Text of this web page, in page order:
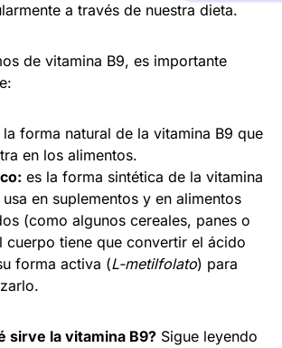
a través de nuestra dieta.
de vitamina B9, es importante
la forma natural de la vitamina B9 que
en los alimentos.
es la forma sintética de la vitamina
en suplementos y en alimentos
(como algunos cereales, panes o
cuerpo tiene que convertir el ácido
forma activa (L-metilfolato) para
sirve la vitamina B9? Sigue leyendo